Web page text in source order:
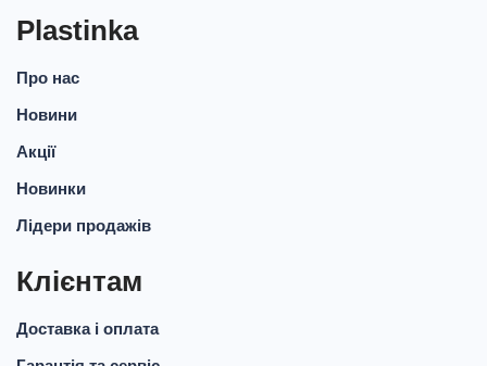
Plastinka
Про нас
Новини
Акції
Новинки
Лідери продажів
Клієнтам
Доставка і оплата